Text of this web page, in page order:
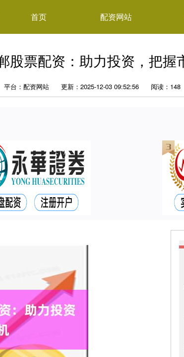
首页 配资网站
股票配资：助力投资，把握
平台：配资网站 更新：2025-12-03 09:52:56 阅读：148